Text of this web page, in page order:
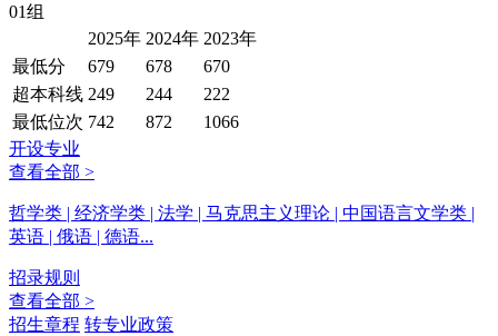
01组
2025年 2024年 2023年
最低分
679 678
670
超本科线 249 244
222
最低位次 742 872
1066
开设专业
查看全部 >
哲学类 | 经济学类 | 法学 | 马克思主义理论 | 中国语言文学类 |
英语 | 俄语 | 德语...
招录规则
查看全部 >
招生章程 转专业政策